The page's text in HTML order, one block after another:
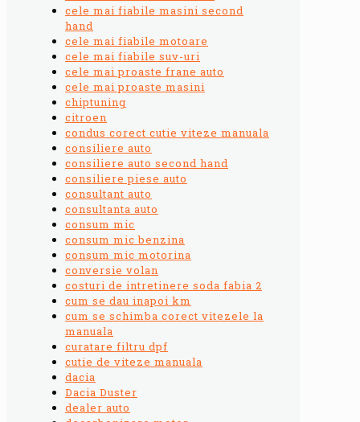
cele mai fiabile masini second
hand
cele mai fiabile motoare
cele mai fiabile suv-uri
cele mai proaste frane auto
cele mai proaste masini
chiptuning
citroen
condus corect cutie viteze manuala
consiliere auto
consiliere auto second hand
consiliere piese auto
consultant auto
consultanta auto
consum mic
consum mic benzina
consum mic motorina
conversie volan
costuri de intretinere soda fabia 2
cum se dau inapoi km
cum se schimba corect vitezele la
manuala
curatare filtru dpf
cutie de viteze manuala
dacia
Dacia Duster
dealer auto